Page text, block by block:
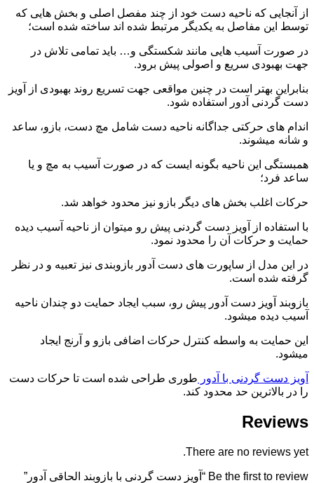
از آنجایی که ناحیه دست خود از چند مفصل اصلی و بخش هایی که
توسط این مفاصل به یکدیگر مرتبط شده اند ساخته شده است؛
در صورت آسیب هایی مانند شکستگی و… باید تمامی تلاش در
جهت بهبودی سریع و اصولی پیش برود.
بنابراین بهتر است در چنین مواقعی جهت تسریع روند بهبودی از آویز
دست گردنی آدور استفاده شود.
اندام های حرکتی جداگانه ناحیه دست شامل مچ دست، بازو، ساعد
و شانه میشوند.
همبستگی این ناحیه بگونه ایست که در صورت آسیب به مچ و یا
ساعد فرد؛
حرکات اغلب بخش های دیگر بازو نیز محدود خواهد شد.
با استفاده از آویز دست گردنی پیش رو میتوان از ناحیه آسیب دیده
حمایت و حرکات آن را محدود نمود.
در این مدل از ساپورت های دست آدور بازوبندی نیز تعبیه و در نظر
گرفته شده است.
بازوبند آویز دست آدور پیش رو، سبب ایجاد حمایت دو چندان ناحیه
آسیب دیده میشود.
این حمایت به واسطه کنترل حرکات اضافی بازو و آرنج ایجاد
میشود.
آویز دست گردنی با آدور طوری طراحی شده است تا حرکات دست
را در بالاترین حد محدود کند.
Reviews
There are no reviews yet.
Be the first to review “آویز دست گردنی با بازوبند الحاقی آدور”